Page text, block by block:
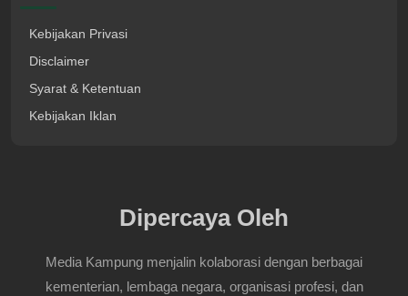
Kebijakan Privasi
Disclaimer
Syarat & Ketentuan
Kebijakan Iklan
Dipercaya Oleh
Media Kampung menjalin kolaborasi dengan berbagai
kementerian, lembaga negara, organisasi profesi, dan